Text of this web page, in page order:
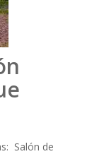
Salón de